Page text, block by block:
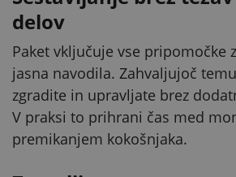
delov
Paket vključuje vse pripomočke
jasna navodila. Zahvaljujoč
zgradite in upravljate brez
V praksi to prihrani čas med
premikanjem kokošnjaka.